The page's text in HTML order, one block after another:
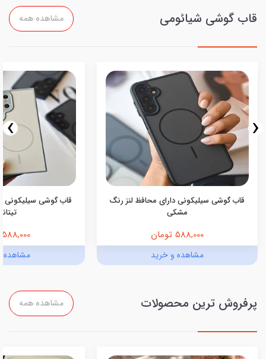
قاب گوشی شیائومی مشاهده همه
قاب گوشی سیلیکونی دارای محافظ لنز رنگ
مشکی
588,000 تومان
مشاهده و خرید
قاب گوشی سیلیکونی
588,000 تومان
مشاهده
‹
›
پرفروش ترین محصولات مشاهده همه